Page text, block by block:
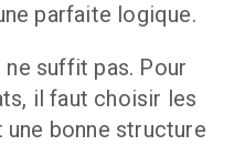
parfaite logique.
suffit pas. Pour
il faut choisir les
bonne structure